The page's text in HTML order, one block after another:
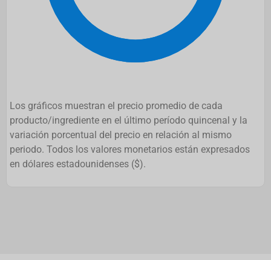
Los gráficos muestran el precio promedio de cada
producto/ingrediente en el último período quincenal y la
variación porcentual del precio en relación al mismo
periodo. Todos los valores monetarios están expresados
en dólares estadounidenses ($).